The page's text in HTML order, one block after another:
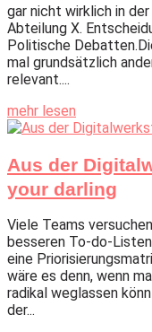
gar nicht wirklich in der
Abteilung X.
Politische
mal grundsätzlich
relevant....
mehr lesen
Aus der
your darling
Viele Teams
besseren To-do-
eine
wäre es denn, wenn
radikal weglassen
der...